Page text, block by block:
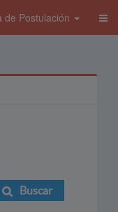
de Postulación
Buscar